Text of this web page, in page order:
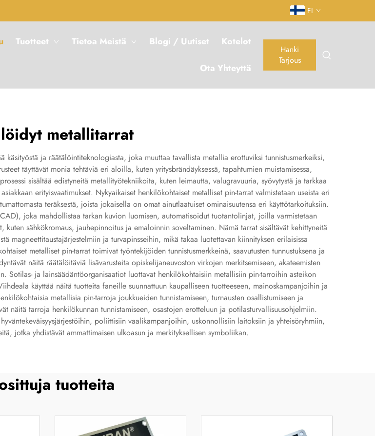
FI
Tuotteet Tietoa Meistä Blogi / Uutiset Kotelot
Ota Yhteyttä
Hanki
Tarjous
metallitarrat
käsityöstä ja räätälöintiteknologiasta, joka muuttaa tavallista metallia erottuviksi tunnistusmerkeiksi,
täyttävät monia tehtäviä eri aloilla, kuten yritysbrändäyksessä, tapahtumien muistamisessa,
sisältää edistyneitä metallityötekniikoita, kuten leimautta, valugravuuria, syövytystä ja tarkkaa
erityisvaatimukset. Nykyaikaiset henkilökohtaiset metalliset pin-tarrat valmistetaan useista eri
teräksestä, joista jokaisella on omat ainutlaatuiset ominaisuutensa eri käyttötarkoituksiin.
joka mahdollistaa tarkan kuvion luomisen, automatisoidut tuotantolinjat, joilla varmistetaan
sähkökromaus, jauhepinnoitus ja emaloinnin soveltaminen. Nämä tarrat sisältävät kehittyneitä
magneettitaustajärjestelmiin ja turvapinsseihin, mikä takaa luotettavan kiinnityksen erilaisissa
metalliset pin-tarrat toimivat työntekijöiden tunnistusmerkkeinä, saavutusten tunnustuksena ja
näitä räätälöitäviä lisävarusteita opiskelijaneuvoston virkojen merkitsemiseen, akateemisten
Sotilas- ja lainsäädäntöorganisaatiot luottavat henkilökohtaisiin metallisiin pin-tarroihin asteikon
käyttää näitä tuotteita faneille suunnattuun kaupalliseen tuotteeseen, mainoskampanjoihin ja
metallisia pin-tarroja joukkueiden tunnistamiseen, turnausten osallistumiseen ja
näitä tarroja henkilökunnan tunnistamiseen, osastojen erotteluun ja potilasturvallisuusohjelmiin.
poliittisiin vaalikampanjoihin, uskonnollisiin laitoksiin ja yhteisöryhmiin,
jotka yhdistävät ammattimaisen ulkoasun ja merkityksellisen symboliikan.
tuotteita